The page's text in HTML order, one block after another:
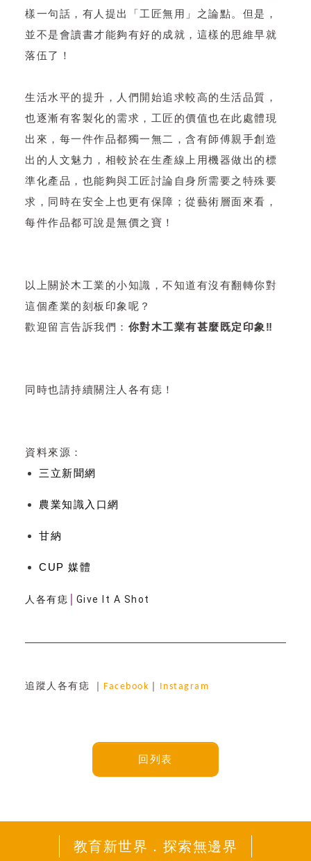
樣一句話，有人提出「工匠無用」之論點。但是，
並不是會讀書才能夠有好的成就，這樣的思維早就
落伍了！
生活水平的提升，人們開始追求較高的生活品質，
也逐漸有客製化的需求，工匠的價值也在此處體現
出來，每一件作品都獨一無二，含有師傅親手創造
出的人文魅力，相較於在生產線上用機器做出的標
準化產品，也能夠與工匠討論自身所需要之特殊要
求，同時在安全上也更有保障；從藝術層面來看，
每件作品都可說是無價之寶！
以上關於木工業的小知識，不知道有沒有翻轉你對
這個產業的刻板印象呢？
歡迎留言告訴我們： 你對木工業有甚麼既定印象‼️
同時也請持續關注人各有痣！
資料來源：
三立新聞網
農業知識入口網
甘納
CUP 媒體
人各有痣 Give It A Shot
追蹤人各有痣 ｜ Facebook Instagram
回列表
教育新世界．探索無邊界